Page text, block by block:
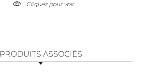
Cliquez pour voir
PRODUITS ASSOCIÉS